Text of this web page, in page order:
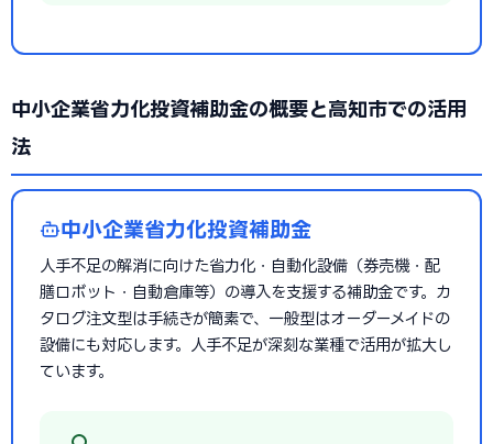
中小企業省力化投資補助金の概要と高知市での活用
法
中小企業省力化投資補助金
人手不足の解消に向けた省力化・自動化設備（券売機・配
膳ロボット・自動倉庫等）の導入を支援する補助金です。カ
タログ注文型は手続きが簡素で、一般型はオーダーメイドの
設備にも対応します。人手不足が深刻な業種で活用が拡大し
ています。